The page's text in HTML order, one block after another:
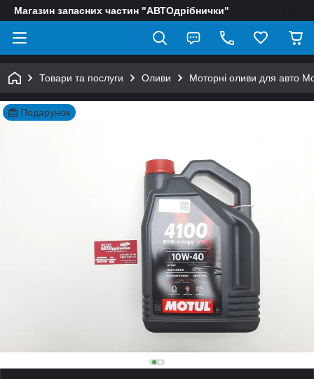
Магазин запасних частин "АВТОдрібнички"
Товари та послуги Оливи Моторні оливи для авто
Подарунок